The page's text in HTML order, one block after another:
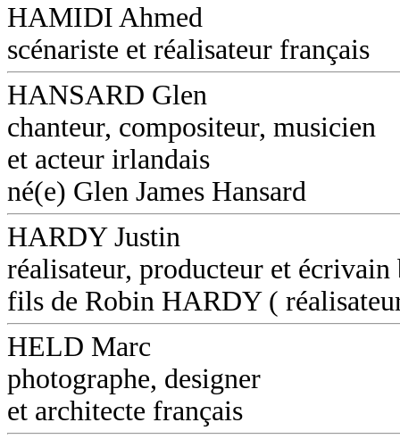
HAMIDI Ahmed
scénariste et réalisateur français
HANSARD Glen
chanteur, compositeur, musicien
et acteur irlandais
né(e) Glen James Hansard
HARDY Justin
réalisateur, producteur et
fils de Robin HARDY (
HELD Marc
photographe, designer
et architecte français